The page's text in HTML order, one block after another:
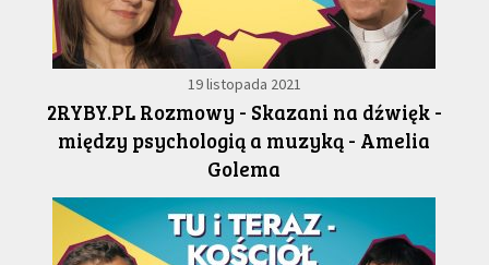
19 listopada 2021
2RYBY.PL Rozmowy - Skazani na dźwięk -
między psychologią a muzyką - Amelia
Golema